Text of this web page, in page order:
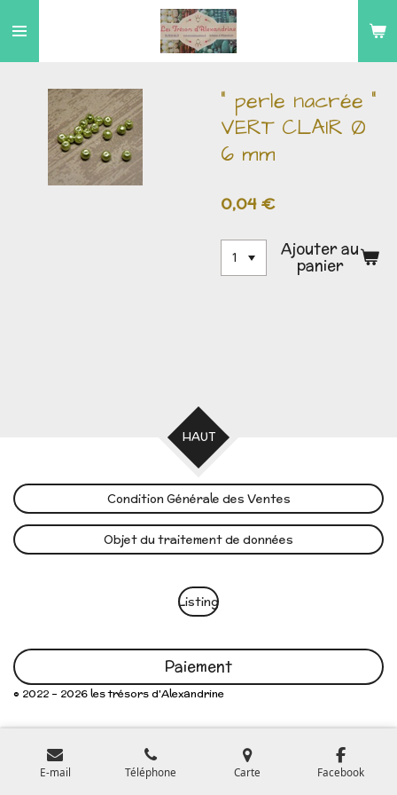
au
" perle nacrée "
VERT CLAIR Ø
6 mm
0,04 €
Ajouter au
panier
HAUT
Condition Générale des Ventes
Objet du traitement de données
Listing
Paiement
© 2022 - 2026 les trésors d'Alexandrine
E-mail Téléphone Carte Facebook